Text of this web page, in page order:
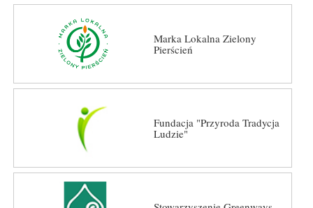
Marka Lokalna Zielony
Pierścień
Fundacja "Przyroda Tradycja
Ludzie"